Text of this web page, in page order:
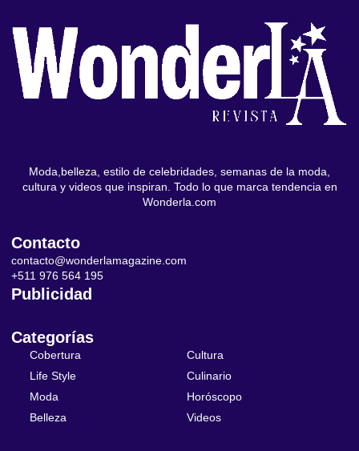
Moda,belleza, estilo de celebridades, semanas de la moda,
cultura y videos que inspiran. Todo lo que marca tendencia en
Wonderla.com
Contacto
contacto@wonderlamagazine.com
+511 976 564 195
Publicidad
Categorías
Cobertura
Life Style
Moda
Belleza
Cultura
Culinario
Horóscopo
Videos